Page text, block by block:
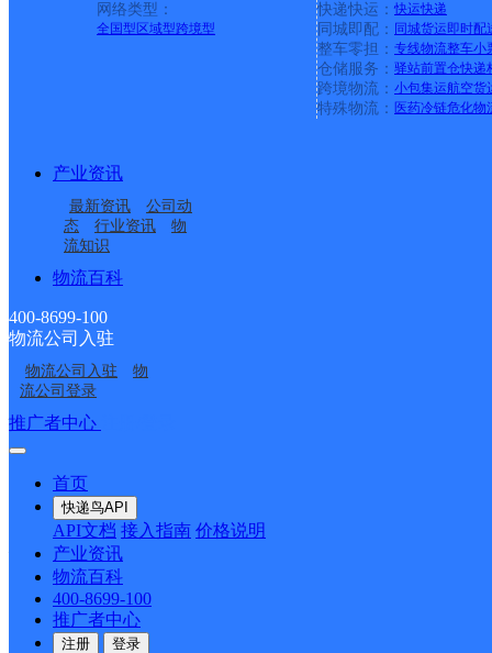
网络类型：
全国型 区域型跨境型
快递快运： 快运快递
同城即配： 同城货运即时配
整车零担： 专线物流整车小
仓储服务： 驿站前置仓快递
跨境物流： 小包集运航空货
特殊物流： 医药冷链危化物
产业资讯
最新资讯
公司动
态
行业资讯
物
流知识
物流百科
400-8699-100
物流公司入驻
物流公司入驻
物
流公司登录
推广者中心
首页
快递鸟API
API文档 接入指南 价格说明
产业资讯
物流百科
400-8699-100
推广者中心
注册 登录
昭化区昭化镇合作点
ID625
广元市青牛邮政所
广元市柏林邮政所
广元市柳桥邮政所
广元市王家邮政支局
广元市文村邮政所
接口API
API接口 DEMO下载
关于我们
公司介绍 企业动态
合作伙伴 快递鸟接口服务协议
户隐私政策